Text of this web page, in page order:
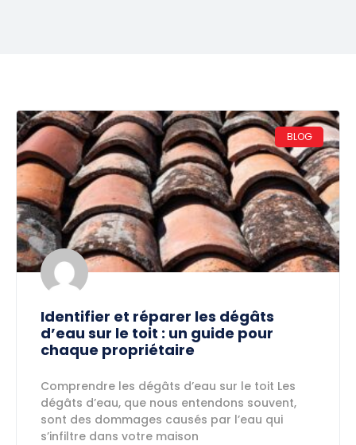
BLOG
Identifier et réparer les dégâts
d’eau sur le toit : un guide pour
chaque propriétaire
Comprendre les dégâts d’eau sur le toit Les
dégâts d’eau, que nous entendons souvent,
sont des dommages causés par l’eau qui
s’infiltre dans votre maison